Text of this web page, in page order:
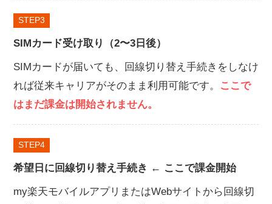
STEP
SIMカード受け取り（2〜3日後）
SIMカードが届いても、回線切り替え手続きをしなけ
れば従来キャリアがそのまま利用可能です。
ここで
はまだ課金は開始されません。
STEP
希望日に回線切り替え手続き ← ここで課金開始
my楽天モバイルアプリまたはWebサイトから回線切